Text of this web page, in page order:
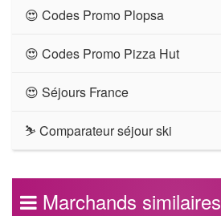
😍 Codes Promo Plopsa
😍 Codes Promo Pizza Hut
😍 Séjours France
⛷ Comparateur séjour ski
Marchands similaires